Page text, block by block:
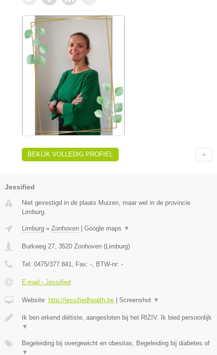
BEKIJK VOLLEDIG PROFIEL
Jessified
Niet gevestigd in de plaats Muizen, maar wel in de provincie
Limburg.
Limburg » Zonhoven | Google maps ▼
Burkweg 27 3520 Zonhoven (Limburg)
Tel: 0475/377.841 , Fax: - , BTW-nr: -
E-mail › Jessified
Website: http://jessifiedhealth.be | Screenshot ▼
Ik ben erkend diëtiste, aangesloten bij het RIZIV. Ik bied persoonlijk
▼
Begeleiding bij overgewicht en obesitas, Begeleiding bij diabetes of
▼